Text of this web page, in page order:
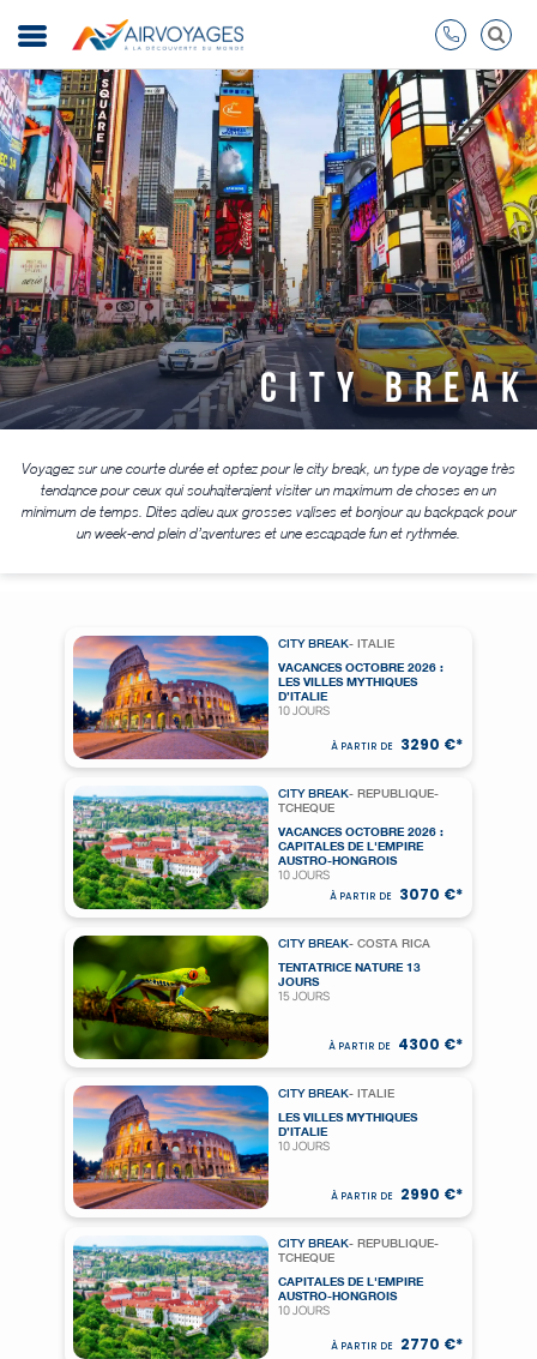
CITY BREAK
Voyagez sur une courte durée et optez pour le city break, un type de voyage très
tendance pour ceux qui souhaiteraient visiter un maximum de choses en un
minimum de temps. Dites adieu aux grosses valises et bonjour au backpack pour
un week-end plein d’aventures et une escapade fun et rythmée.
CITY BREAK- ITALIE
VACANCES OCTOBRE 2026 :
LES VILLES MYTHIQUES
D’ITALIE
10 JOURS
À PARTIR DE 3290 €*
CITY BREAK- REPUBLIQUE-
TCHEQUE
VACANCES OCTOBRE 2026 :
CAPITALES DE L'EMPIRE
AUSTRO-HONGROIS
10 JOURS
À PARTIR DE 3070 €*
CITY BREAK- COSTA RICA
TENTATRICE NATURE 13
JOURS
15 JOURS
À PARTIR DE 4300 €*
CITY BREAK- ITALIE
LES VILLES MYTHIQUES
D’ITALIE
10 JOURS
À PARTIR DE 2990 €*
CITY BREAK- REPUBLIQUE-
TCHEQUE
CAPITALES DE L'EMPIRE
AUSTRO-HONGROIS
10 JOURS
À PARTIR DE 2770 €*